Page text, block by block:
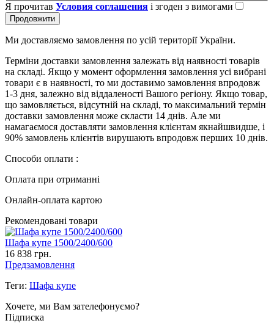
Я прочитав Условия соглашения і згоден з вимогами
Продовжити
Ми доставляємо замовлення по усій території України.
Терміни доставки замовлення залежать від наявності товарів
на складі. Якщо у момент оформлення замовлення усі вибрані
товари є в наявності, то ми доставимо замовлення впродовж
1-3 дня, залежно від віддаленості Вашого регіону. Якщо товар,
що замовляється, відсутній на складі, то максимальний термін
доставки замовлення може скласти 14 днів. Але ми
намагаємося доставляти замовлення клієнтам якнайшвидше, і
90% замовлень клієнтів вирушають впродовж перших 10 днів.
Способи оплати :
Оплата при отриманні
Онлайн-оплата картою
Рекомендовані товари
Шафа купе 1500/2400/600
16 838 грн.
Предзамовлення
Теги: Шафа купе
Хочете, ми Вам зателефонуємо?
Підписка